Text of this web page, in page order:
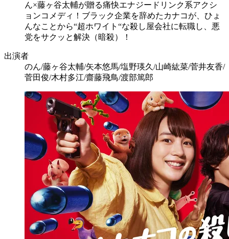
ん×藤ヶ谷太輔が贈る痛快エナジードリンク系アクシ
ョンコメディ！ブラック企業を辞めたカナコが、ひょ
んなことから“超ホワイト“な殺し屋会社に転職し、悪
党をサクッと解決（暗殺）！
出演者
のん/藤ヶ谷太輔/矢本悠馬/塩野瑛久/山崎紘菜/菅井友香/
菅田俊/木村多江/齋藤飛鳥/渡部篤郎